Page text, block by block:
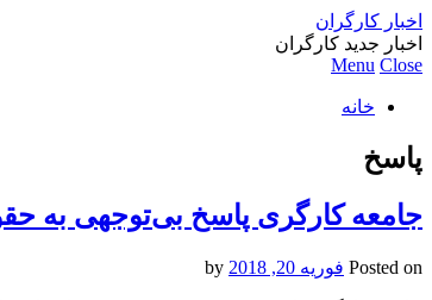
اخبار کارگران
اخبار جدید کارگران
Menu Close
خانه
پاسخ
جامعه کارگری پاسخ بی‌توجهی به
Posted on فوریه 20, 2018